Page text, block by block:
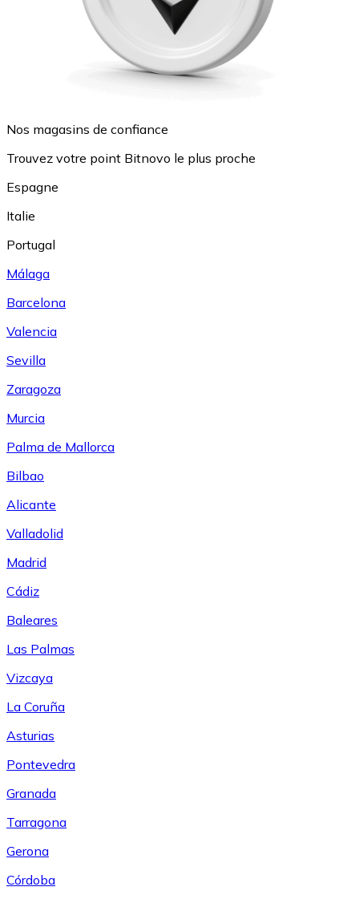
Nos magasins de confiance
Trouvez votre point Bitnovo le plus proche
Espagne
Italie
Portugal
Málaga
Barcelona
Valencia
Sevilla
Zaragoza
Murcia
Palma de Mallorca
Bilbao
Alicante
Valladolid
Madrid
Cádiz
Baleares
Las Palmas
Vizcaya
La Coruña
Asturias
Pontevedra
Granada
Tarragona
Gerona
Córdoba